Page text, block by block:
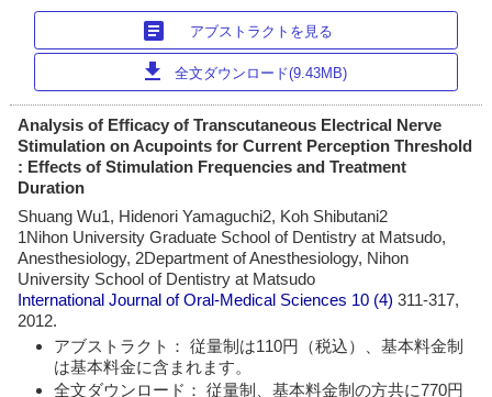
article アブストラクトを見る
download 全文ダウンロード(9.43MB)
Analysis of Efficacy of Transcutaneous Electrical Nerve
Stimulation on Acupoints for Current Perception Threshold
: Effects of Stimulation Frequencies and Treatment
Duration
Shuang Wu1, Hidenori Yamaguchi2, Koh Shibutani2
1Nihon University Graduate School of Dentistry at Matsudo,
Anesthesiology, 2Department of Anesthesiology, Nihon
University School of Dentistry at Matsudo
International Journal of Oral-Medical Sciences 10 (4)311-317,
2012.
アブストラクト： 従量制は110円（税込）、基本料金制
は基本料金に含まれます。
全文ダウンロード： 従量制、基本料金制の方共に770円